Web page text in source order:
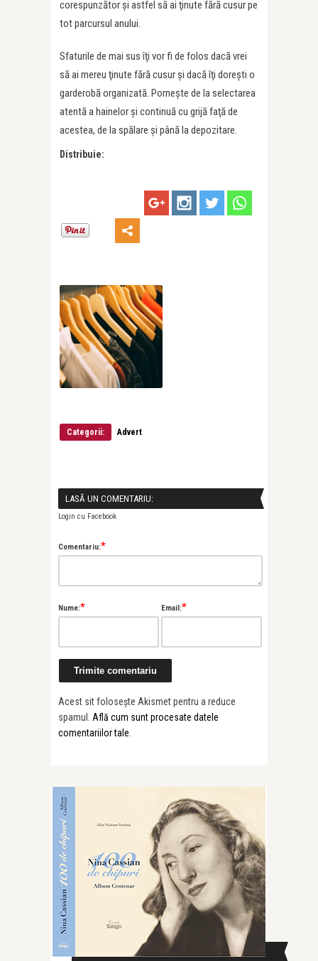
corespunzător şi astfel să ai ţinute fără cusur pe
tot parcursul anului.
Sfaturile de mai sus îţi vor fi de folos dacă vrei
să ai mereu ţinute fără cusur şi dacă îţi doreşti o
garderobă organizată. Porneşte de la selectarea
atentă a hainelor şi continuă cu grijă faţă de
acestea, de la spălare şi până la depozitare.
Distribuie:
Categorii: Advert
LASĂ UN COMENTARIU:
Login cu Facebook
Comentariu:*
Nume:* Email:*
Acest sit folosește Akismet pentru a reduce
spamul. Află cum sunt procesate datele
comentariilor tale.
CAUTĂ ÎN SITE